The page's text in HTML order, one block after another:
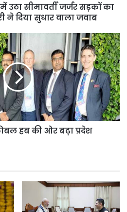
उठा सीमावर्ती जर्जर सड़कों का
ने दिया सुधार वाला जवाब
हब की ओर बढ़ा प्रदेश